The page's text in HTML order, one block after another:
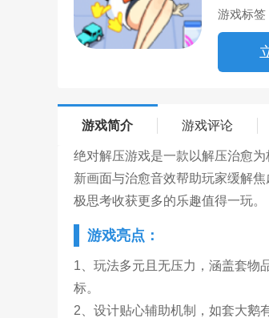
游戏标签
游戏简介 游戏评论
绝对解压游戏是一款以解压治愈
新画面与治愈音效帮助玩家缓解
极思考收获更多的乐趣值得一玩。
游戏亮点：
1、玩法多元且无压力，涵盖套物
标。
2、设计贴心辅助机制，如套大鹅